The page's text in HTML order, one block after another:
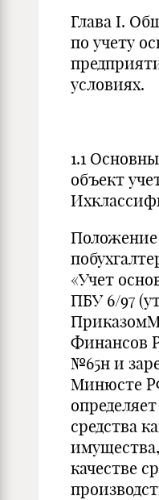
Глава I.
по учету
условиях.
1.1
объект
Положение
«Учет
ПБУ 6/97
Финансов
№65н и
Минюсте
средства
качестве